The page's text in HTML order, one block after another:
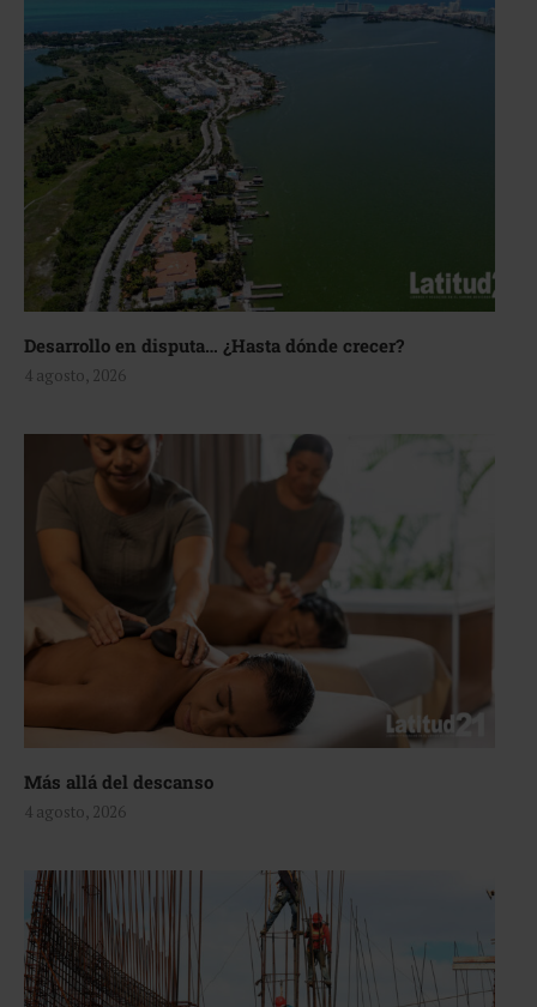
Desarrollo en disputa… ¿Hasta dónde crecer?
4 agosto, 2026
Más allá del descanso
4 agosto, 2026